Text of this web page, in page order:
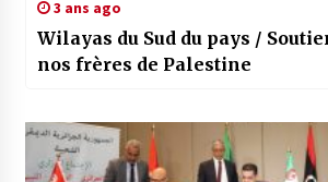
3 ans ago
Wilayas du Sud du pays /
nos frères de Palestine